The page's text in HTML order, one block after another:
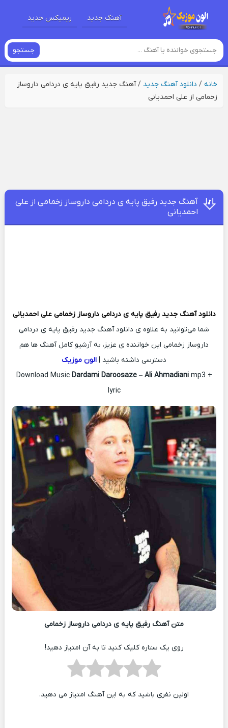
آهنگ جدید ریمیکس جدید
جستجو
خانه/ دانلود آهنگ جدید /آهنگ جدید رفیق پایه ی دردامی داروساز
زخمامی از علی احمدیانی
آهنگ جدید رفیق پایه ی دردامی داروساز زخمامی از علی
احمدیانی
دانلود آهنگ جدید رفیق پایه ی دردامی داروساز زخمامیعلی احمدیانی
شما می‌توانید به علاوه ی دانلود آهنگ جدید رفیق پایه ی دردامی
داروساز زخمامی این خواننده ی عزیز، به آرشیو کامل آهنگ ها هم
دسترسی داشته باشید | الون موزیک
Download Music Dardami Daroosaze– Ali Ahmadianimp3 +
lyric
متن آهنگ رفیق پایه ی دردامی داروساز زخمامی
روی یک ستاره کلیک کنید تا به آن امتیاز دهید!
اولین نفری باشید که به این آهنگ امتیاز می دهید.